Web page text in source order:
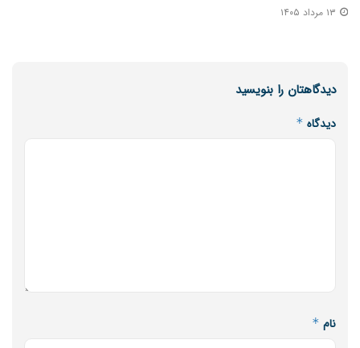
دیدگاهتان را بنویسید
دیدگاه *
نام *